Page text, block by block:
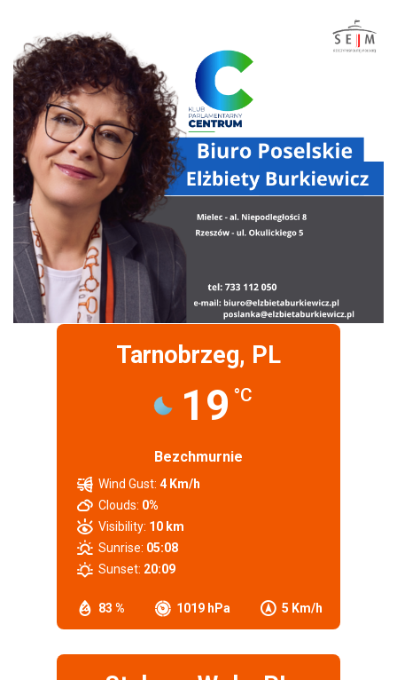
Tarnobrzeg, PL
19 °C
Bezchmurnie
83 % 1019 hPa 5 Km/h
Wind Gust: 4 Km/h
Clouds: 0%
Visibility: 10 km
Sunrise: 05:08
Sunset: 20:09